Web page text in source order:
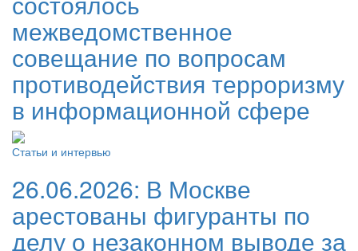
межведомственное
совещание по вопросам
противодействия терроризму
в информационной сфере
Статьи и интервью
26.06.2026: В Москве
арестованы фигуранты по
делу о незаконном выводе за